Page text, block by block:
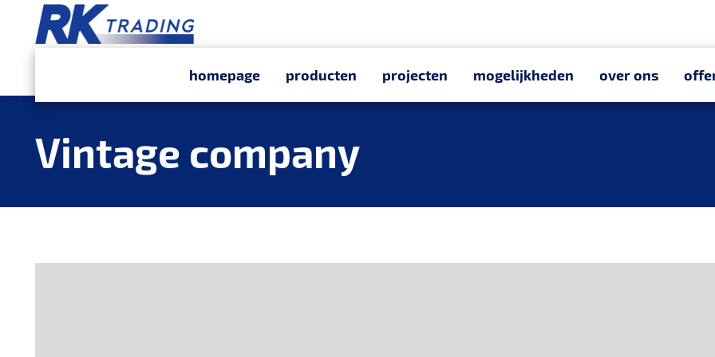
homepage producten projecten mogelijkheden over ons
Vintage company